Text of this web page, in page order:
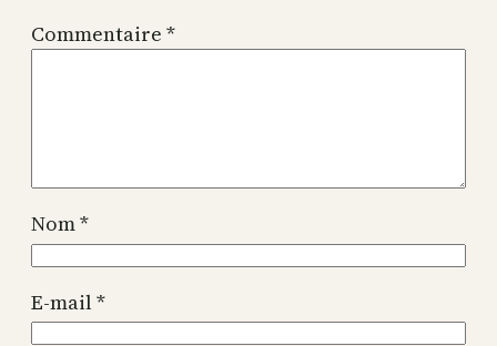
Commentaire *
Nom*
E-mail*